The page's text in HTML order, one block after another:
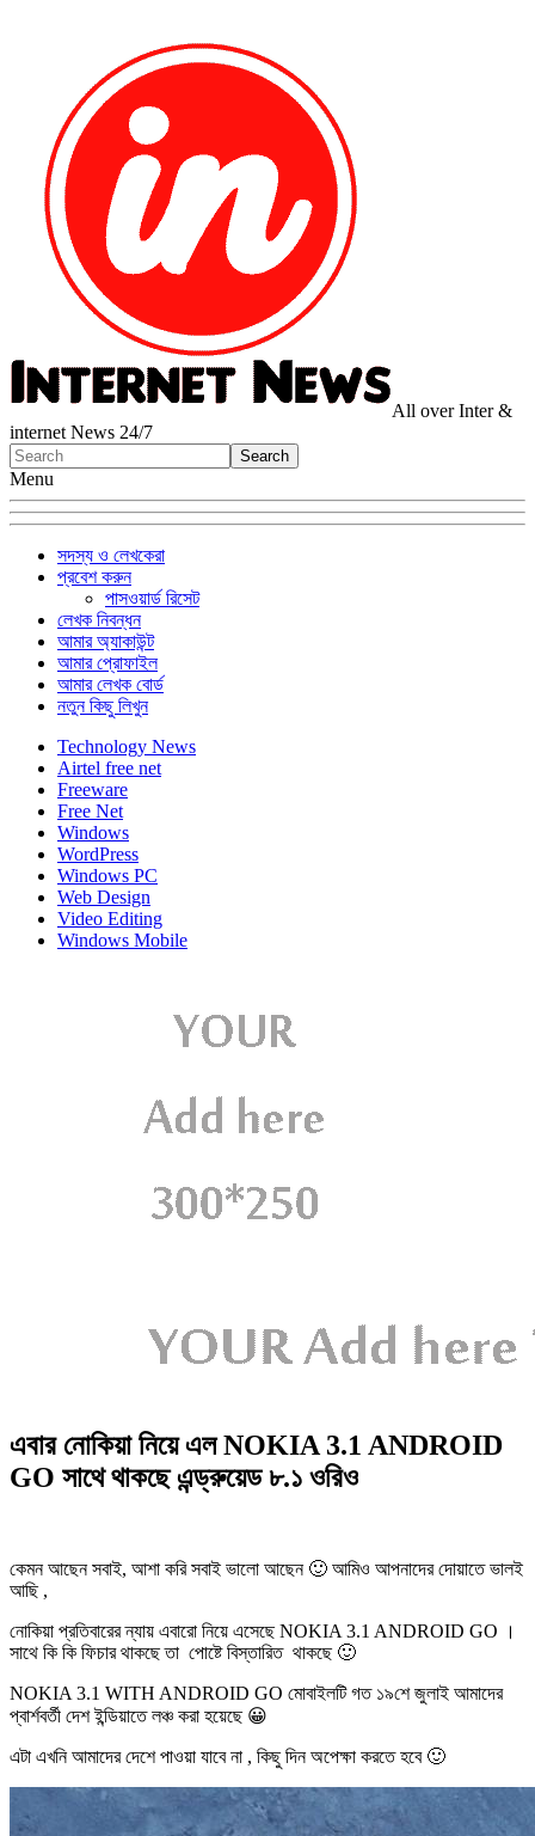
All over Inter &
internet News 24/7
Menu
সদস্য ও লেখকেরা
প্রবেশ করুন
পাসওয়ার্ড রিসেট
লেখক নিবন্ধন
আমার অ্যাকাউন্ট
আমার প্রোফাইল
আমার লেখক বোর্ড
নতুন কিছু লিখুন
Technology News
Airtel free net
Freeware
Free Net
Windows
WordPress
Windows PC
Web Design
Video Editing
Windows Mobile
এবার নোকিয়া নিয়ে এল NOKIA 3.1 ANDROID
GO সাথে থাকছে এন্ড্রুয়েড ৮.১ ওরিও
কেমন আছেন সবাই, আশা করি সবাই ভালো আছেন 🙂 আমিও আপনাদের দোয়াতে ভালই
আছি ,
নোকিয়া প্রতিবারের ন্যায় এবারো নিয়ে এসেছে NOKIA 3.1 ANDROID GO ।
সাথে কি কি ফিচার থাকছে তা পোষ্টে বিস্তারিত থাকছে 🙂
NOKIA 3.1 WITH ANDROID GO মোবাইলটি গত ১৯শে জুলাই আমাদের
প্বার্শবর্তী দেশ ইন্ডিয়াতে লঞ্চ করা হয়েছে 😀
এটা এখনি আমাদের দেশে পাওয়া যাবে না , কিছু দিন অপেক্ষা করতে হবে 🙂